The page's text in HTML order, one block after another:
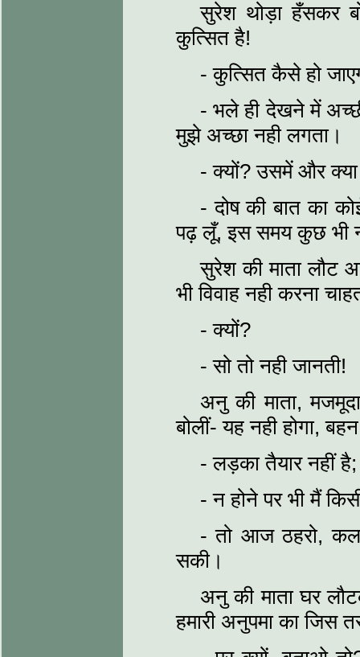
सुरेश थोड़ा हँसकर
कुत्सित है!
- कुत्सित कैसे हो
- भले ही देखने में
मुझे अच्छा नही लगता।
- क्यों? उसमें और क्या
- दोष की बात का
पढ़ लूँ, इस समय कुछ भी
सुरेश की माता लौट
भी विवाह नही करना
- क्यों?
- सो तो नही जानती!
अनु की माता,
बोलीं- यह नही होगा,
- लड़का तैयार नहीं
- न होने पर भी मैं
- तो आज ठहरो,
सकी।
अनु की माता घर
हमारी अनुपमा का जिस